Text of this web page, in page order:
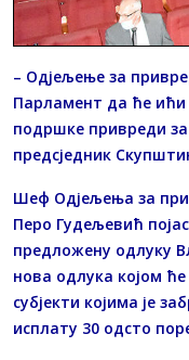
– Одјељење за
Парламент да ће ићи
подршке привреди за
предсједник
Шеф Одјељења за
Перо Гудељевић
предложену одлуку
нова одлука којом
субјекти којима је
исплату 30 одсто